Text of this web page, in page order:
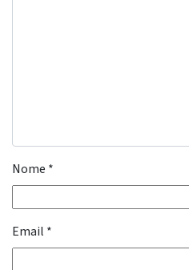
Nome *
Email *